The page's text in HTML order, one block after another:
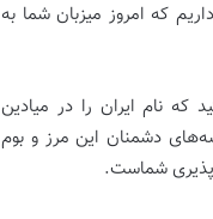
که امروز میزبان شما به
که نام ایران را در میادین
دشمنان این مرز و بوم
شماست.